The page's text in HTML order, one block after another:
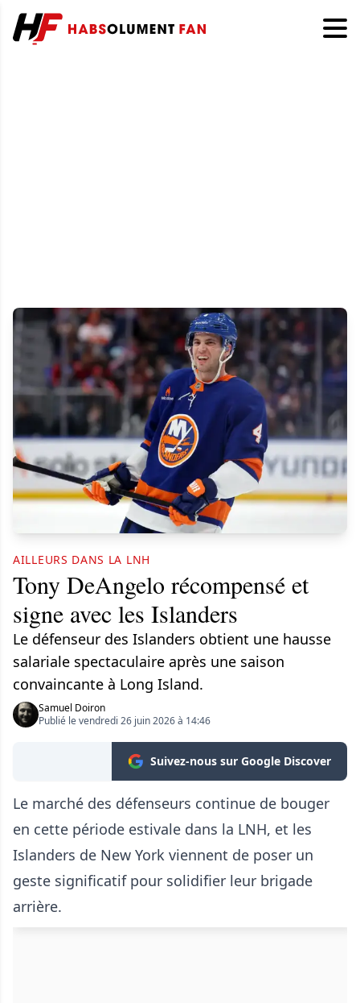
AILLEURS DANS LA LNH
Tony DeAngelo récompensé et
signe avec les Islanders
Le défenseur des Islanders obtient une hausse
salariale spectaculaire après une saison
convaincante à Long Island.
Samuel Doiron
Publié le vendredi 26 juin 2026 à 14:46
Suivez-nous sur Google Discover
Le marché des défenseurs continue de bouger
en cette période estivale dans la LNH, et les
Islanders de New York viennent de poser un
geste significatif pour solidifier leur brigade
arrière.